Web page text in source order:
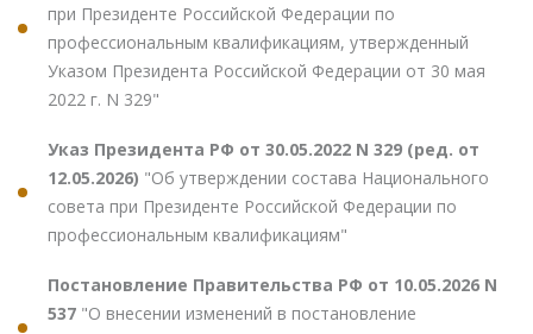
при Президенте Российской Федерации по
профессиональным квалификациям, утвержденный
Указом Президента Российской Федерации от 30 мая
2022 г. N 329"
Указ Президента РФ от 30.05.2022 N 329 (ред. от
12.05.2026) "Об утверждении состава Национального
совета при Президенте Российской Федерации по
профессиональным квалификациям"
Постановление Правительства РФ от 10.05.2026 N
537 "О внесении изменений в постановление